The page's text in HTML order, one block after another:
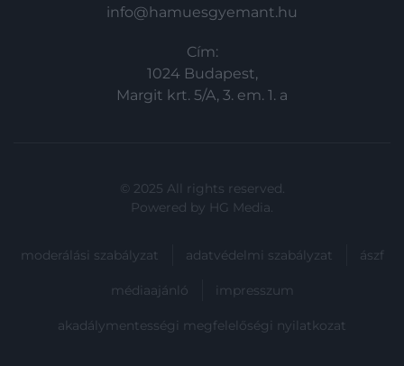
info@hamuesgyemant.hu
Cím:
1024 Budapest,
Margit krt. 5/A, 3. em. 1. a
© 2025 All rights reserved.
Powered by HG Media.
moderálási szabályzat adatvédelmi szabályzat ászf
médiaajánló impresszum
akadálymentességi megfelelőségi nyilatkozat